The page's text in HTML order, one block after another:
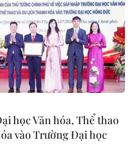
năng lượng tiết kiệm
những hoạt động
khổ Chương trình
về sử dụng năng lượng
giai đoạn 2019-2030
chức thành công trong
năm, giải thưởng thu hút
đảo phóng viên, nhà báo
phương ở tất cả các loại
học Văn hóa, Thể thao
vào Trường Đại học